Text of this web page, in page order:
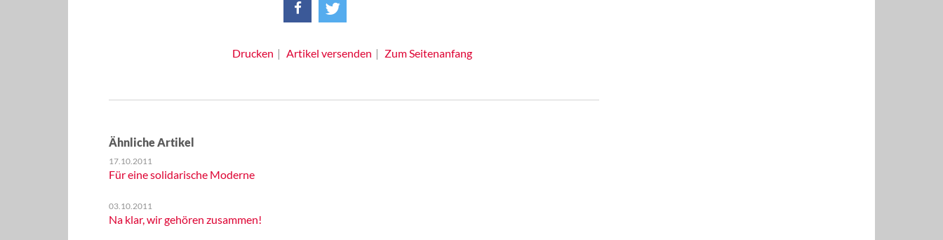
Drucken Artikel versenden Zum Seitenanfang
Ähnliche Artikel
17.10.2011
Für eine solidarische Moderne
03.10.2011
Na klar, wir gehören zusammen!